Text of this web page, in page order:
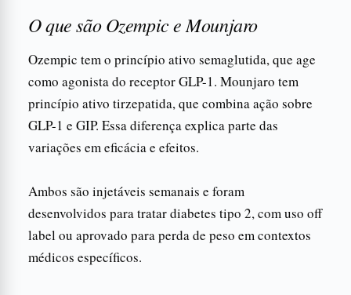
O que são Ozempic e Mounjaro
Ozempic tem o princípio ativo semaglutida, que age
como agonista do receptor GLP-1. Mounjaro tem
princípio ativo tirzepatida, que combina ação sobre
GLP-1 e GIP. Essa diferença explica parte das
variações em eficácia e efeitos.
Ambos são injetáveis semanais e foram
desenvolvidos para tratar diabetes tipo 2, com uso off
label ou aprovado para perda de peso em contextos
médicos específicos.